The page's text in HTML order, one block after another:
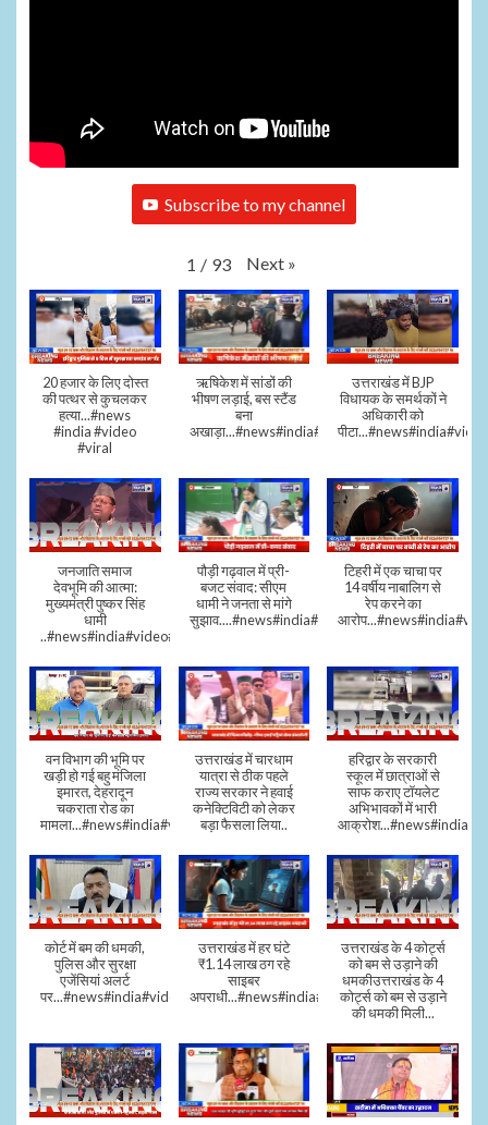
Subscribe to my channel
1 / 93 Next »
20 हजार के लिए दोस्त
की पत्थर से कुचलकर
हत्या...#news
#india #video
#viral
ऋषिकेश में सांडों की
भीषण लड़ाई, बस स्टैंड
बना
अखाड़ा...#news#india#video#viral
उत्तराखंड में BJP
विधायक के समर्थकों ने
अधिकारी को
जनजाति समाज
देवभूमि की आत्मा:
मुख्यमंत्री पुष्कर सिंह
धामी
..#news#india#video#viral
पौड़ी गढ़वाल में प्री-
बजट संवाद: सीएम
धामी ने जनता से मांगे
सुझाव....#news#india#video#viral
टिहरी में एक चाचा पर
14 वर्षीय नाबालिग से
रेप करने का
वन विभाग की भूमि पर
खड़ी हो गई बहु मंजिला
इमारत, देहरादून
चकराता रोड का
मामला...#news#india#video
उत्तराखंड में चारधाम
यात्रा से ठीक पहले
राज्य सरकार ने हवाई
कनेक्टिविटी को लेकर
बड़ा फैसला लिया..
हरिद्वार के सरकारी
स्कूल में छात्राओं से
साफ कराए टॉयलेट
अभिभावकों में भारी
आक्रोश...#news#india
कोर्ट में बम की धमकी,
पुलिस और सुरक्षा
एजेंसियां अलर्ट
पर...#news#india#video#viral
उत्तराखंड में हर घंटे
₹1.14 लाख ठग रहे
साइबर
अपराधी...#news#india#video#viral
उत्तराखंड के 4 कोर्ट्स
को बम से उड़ाने की
धमकीउत्तराखंड के 4
कोर्ट्स को बम से उड़ाने
की धमकी मिली...